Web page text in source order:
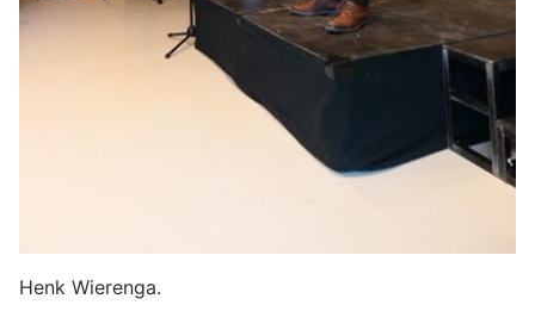
Henk Wierenga.